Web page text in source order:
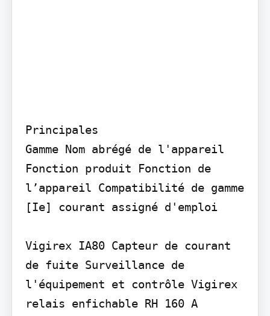
Principales
Gamme Nom abrégé de l'appareil
Fonction produit Fonction de
l’appareil Compatibilité de gamme
[Ie] courant assigné d'emploi
Vigirex IA80 Capteur de courant
de fuite Surveillance de
l'équipement et contrôle Vigirex
relais enfichable RH 160 A